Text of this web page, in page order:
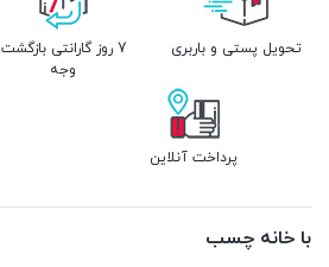
تحویل پستی و باربری
7 روز گارانتی بازگشت
وجه
پرداخت آنلاین
با خانه چسب